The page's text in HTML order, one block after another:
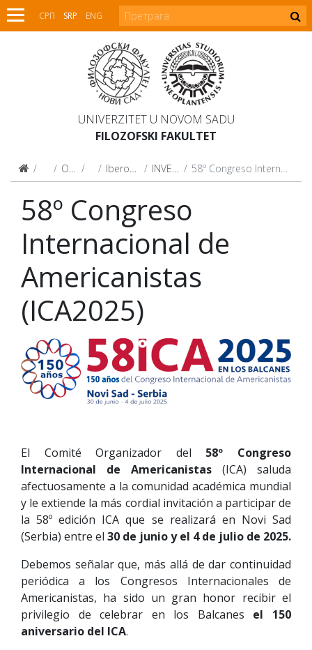
СРП SRP ENG
UNIVERZITET U NOVOM SADU
FILOZOFSKI FAKULTET
Fakultet
O Fakultetu CentriIberoamerički centar INVESTIGACIONES 58º Congreso Internacional de Americanistas (ICA2025)
58º Congreso
Internacional de
Americanistas
(ICA2025)
El Comité Organizador del 58º Congreso
Internacional de Americanistas (ICA) saluda
afectuosamente a la comunidad académica mundial
y le extiende la más cordial invitación a participar de
la 58º edición ICA que se realizará en Novi Sad
(Serbia) entre el 30 de junio y el 4 de julio de 2025.
Debemos señalar que, más allá de dar continuidad
periódica a los Congresos Internacionales de
Americanistas, ha sido un gran honor recibir el
privilegio de celebrar en los Balcanes el
150
aniversario del ICA.